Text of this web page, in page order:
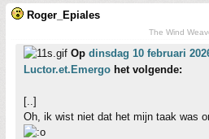
Roger_Epiales
The Wind
Op dinsdag 10 februari
Luctor.et.Emergo het volgende:
[..]
Oh, ik wist niet dat het mijn taak was